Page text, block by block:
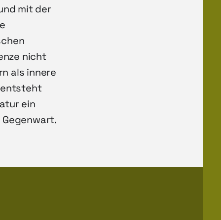
mit der
nicht
als innere
entsteht
ein